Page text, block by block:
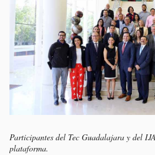
Participantes del Tec Guadalajara y del
plataforma.